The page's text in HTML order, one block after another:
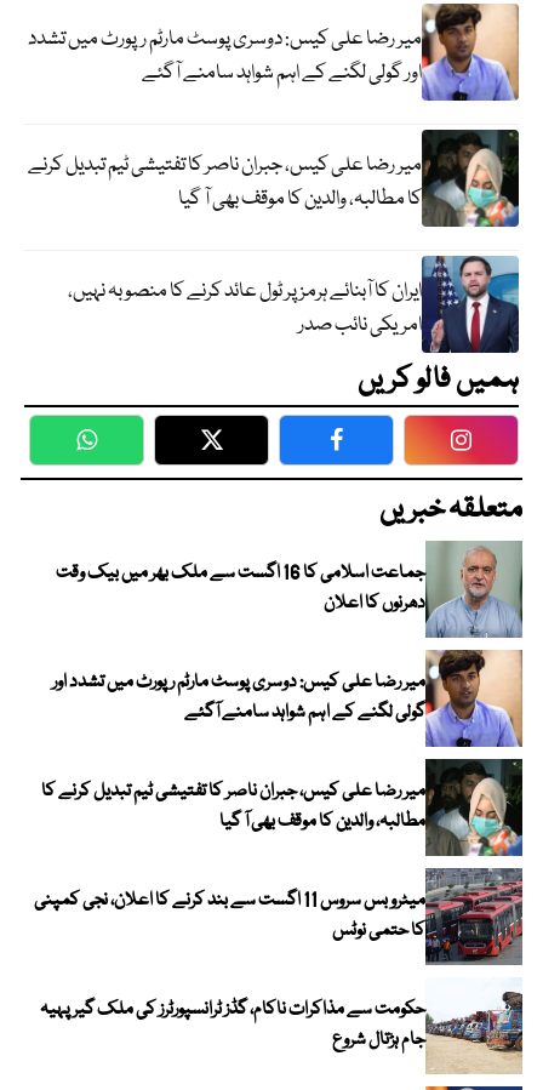
میر رضا علی کیس: دوسری پوسٹ مارٹم رپورٹ میں تشدد
اور گولی لگنے کے اہم شواہد سامنے آگئے
میر رضا علی کیس، جبران ناصر کا تفتیشی ٹیم تبدیل کرنے
کا مطالبہ، والدین کا موقف بھی آ گیا
ایران کا آبنائے ہرمز پر ٹول عائد کرنے کا منصوبہ نہیں،
امریکی نائب صدر
ہمیں فالو کریں
WhatsApp Twitter Facebook
متعلقہ خبریں
جماعت اسلامی کا 16 اگست سے ملک بھر میں بیک وقت
دھرنوں کا اعلان
میر رضا علی کیس: دوسری پوسٹ مارٹم رپورٹ میں تشدد اور
گولی لگنے کے اہم شواہد سامنے آگئے
میر رضا علی کیس، جبران ناصر کا تفتیشی ٹیم تبدیل کرنے کا
مطالبہ، والدین کا موقف بھی آ گیا
میٹرو بس سروس 11 اگست سے بند کرنے کا اعلان، نجی کمپنی
کا حتمی نوٹس
حکومت سے مذاکرات ناکام، گڈز ٹرانسپورٹرز کی ملک گیر پہیہ
جام ہڑتال شروع